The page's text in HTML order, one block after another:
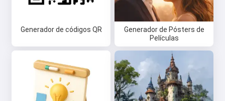
Generador de códigos QR
Generador de Pósters de
Películas